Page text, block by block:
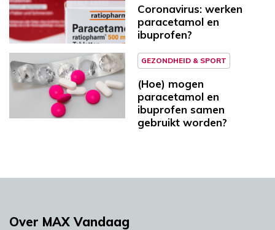
Coronavirus: werken
paracetamol en
ibuprofen?
GEZONDHEID & SPORT
(Hoe) mogen
paracetamol en
ibuprofen samen
gebruikt worden?
Over MAX Vandaag